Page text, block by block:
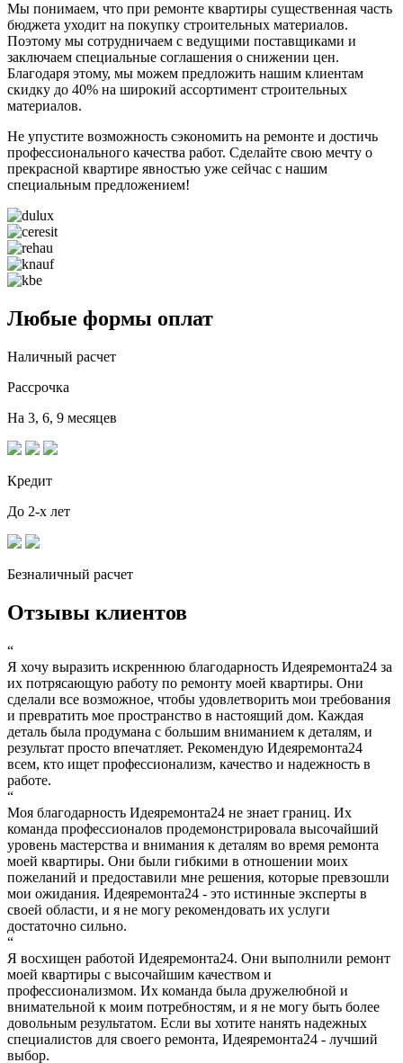
Мы понимаем, что при ремонте квартиры существенная часть
бюджета уходит на покупку строительных материалов.
Поэтому мы сотрудничаем с ведущими поставщиками и
заключаем специальные соглашения о снижении цен.
Благодаря этому, мы можем предложить нашим клиентам
скидку до 40% на широкий ассортимент строительных
материалов.
Не упустите возможность сэкономить на ремонте и достичь
профессионального качества работ. Сделайте свою мечту о
прекрасной квартире явностью уже сейчас с нашим
специальным предложением!
Любые формы оплат
Наличный расчет
Рассрочка
На 3, 6, 9 месяцев
Кредит
До 2-х лет
Безналичный расчет
Отзывы клиентов
“
Я хочу выразить искреннюю благодарность Идеяремонта24 за
их потрясающую работу по ремонту моей квартиры. Они
сделали все возможное, чтобы удовлетворить мои требования
и превратить мое пространство в настоящий дом. Каждая
деталь была продумана с большим вниманием к деталям, и
результат просто впечатляет. Рекомендую Идеяремонта24
всем, кто ищет профессионализм, качество и надежность в
работе.
“
Моя благодарность Идеяремонта24 не знает границ. Их
команда профессионалов продемонстрировала высочайший
уровень мастерства и внимания к деталям во время ремонта
моей квартиры. Они были гибкими в отношении моих
пожеланий и предоставили мне решения, которые превзошли
мои ожидания. Идеяремонта24 - это истинные эксперты в
своей области, и я не могу рекомендовать их услуги
достаточно сильно.
“
Я восхищен работой Идеяремонта24. Они выполнили ремонт
моей квартиры с высочайшим качеством и
профессионализмом. Их команда была дружелюбной и
внимательной к моим потребностям, и я не могу быть более
довольным результатом. Если вы хотите нанять надежных
специалистов для своего ремонта, Идеяремонта24 - лучший
выбор.